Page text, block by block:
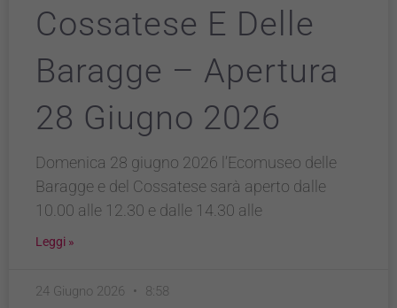
Cossatese E Delle
Baragge – Apertura
28 Giugno 2026
Domenica 28 giugno 2026 l’Ecomuseo delle
Baragge e del Cossatese sarà aperto dalle
10.00 alle 12.30 e dalle 14.30 alle
Leggi »
24 Giugno 2026 8:58